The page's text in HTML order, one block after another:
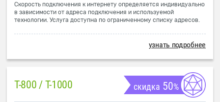
Скорость подключения к интернету определяется индивидуально
в зависимости от адреса подключения и используемой
технологии. Услуга доступна по ограниченному списку адресов.
узнать подробнее
T-800 / T-1000 скидка 50%